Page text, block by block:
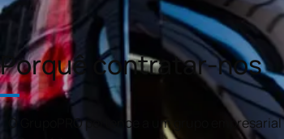
Porquê contratar-nos
O GrupoPRO pertence a um grupo